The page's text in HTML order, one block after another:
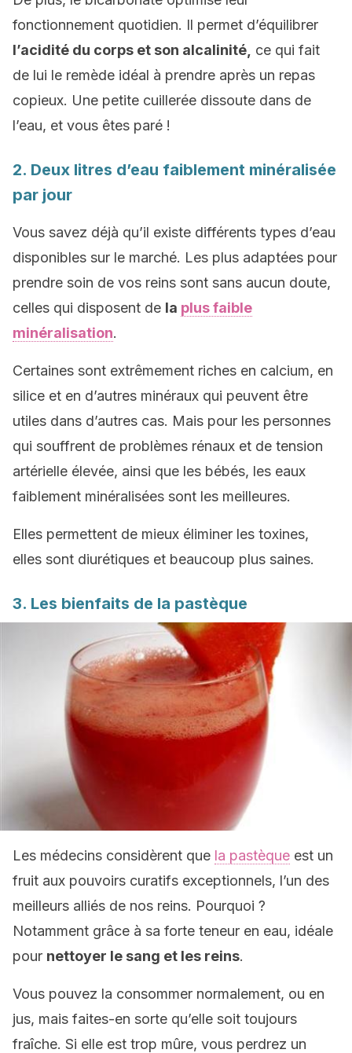
fonctionnement quotidien. Il permet d’équilibrer
l’acidité du corps et son alcalinité, ce qui fait
de lui le remède idéal à prendre après un repas
copieux. Une petite cuillerée dissoute dans de
l’eau, et vous êtes paré !
2. Deux litres d’eau faiblement minéralisée
par jour
Vous savez déjà qu’il existe différents types d’eau
disponibles sur le marché. Les plus adaptées pour
prendre soin de vos reins sont sans aucun doute,
celles qui disposent de la plus faible
minéralisation.
Certaines sont extrêmement riches en calcium, en
silice et en d’autres minéraux qui peuvent être
utiles dans d’autres cas. Mais pour les personnes
qui souffrent de problèmes rénaux et de tension
artérielle élevée, ainsi que les bébés, les eaux
faiblement minéralisées sont les meilleures.
Elles permettent de mieux éliminer les toxines,
elles sont diurétiques et beaucoup plus saines.
3. Les bienfaits de la pastèque
Les médecins considèrent que la pastèque est un
fruit aux pouvoirs curatifs exceptionnels, l’un des
meilleurs alliés de nos reins. Pourquoi ?
Notamment grâce à sa forte teneur en eau, idéale
pour nettoyer le sang et les reins.
Vous pouvez la consommer normalement, ou en
jus, mais faites-en sorte qu’elle soit toujours
fraîche. Si elle est trop mûre, vous perdrez un